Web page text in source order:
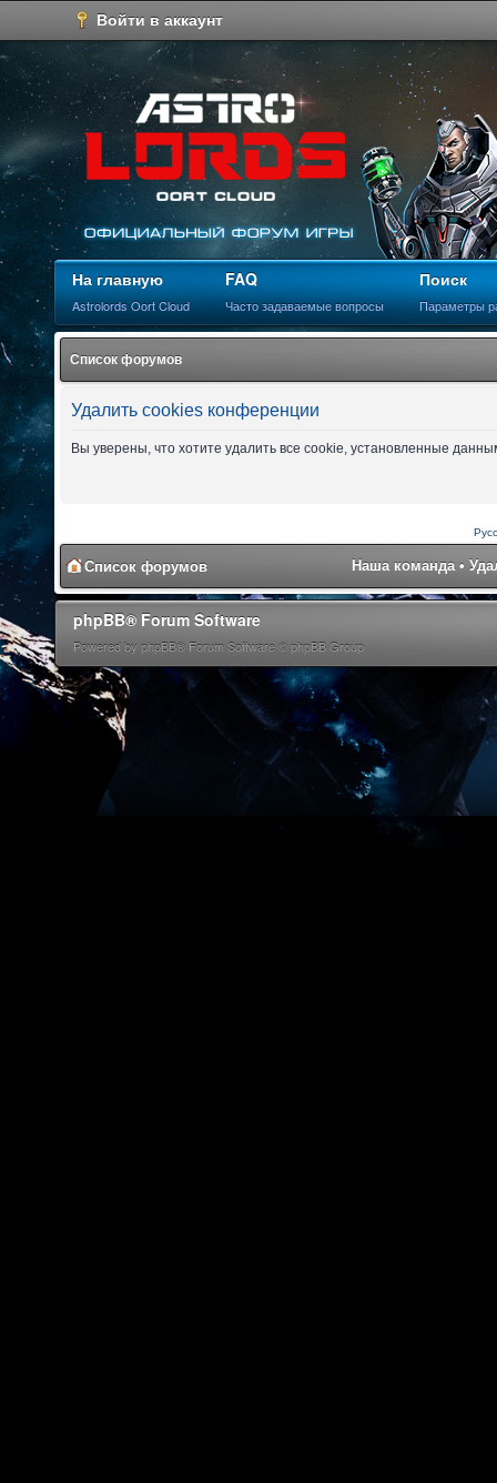
Войти в аккаунт
На главную
Astrolords Oort Cloud
FAQ
Часто задаваемые вопросы
Поиск
Параметры
Список форумов
Удалить cookies конференции
Вы уверены, что хотите удалить все cookie, установленные
Список форумов Наша команда•
phpBB® Forum Software
Powered by phpBB® Forum Software © phpBB Group